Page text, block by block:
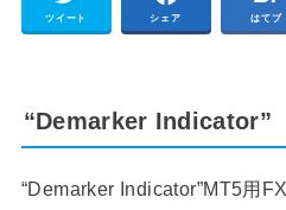
ツイート シェア はてブ
“Demarker Indicator”
“Demarker Indicator”MT5用